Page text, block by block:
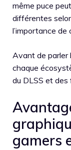
même puce
différentes
l’importance de
Avant de parler
chaque
du DLSS et
gamers